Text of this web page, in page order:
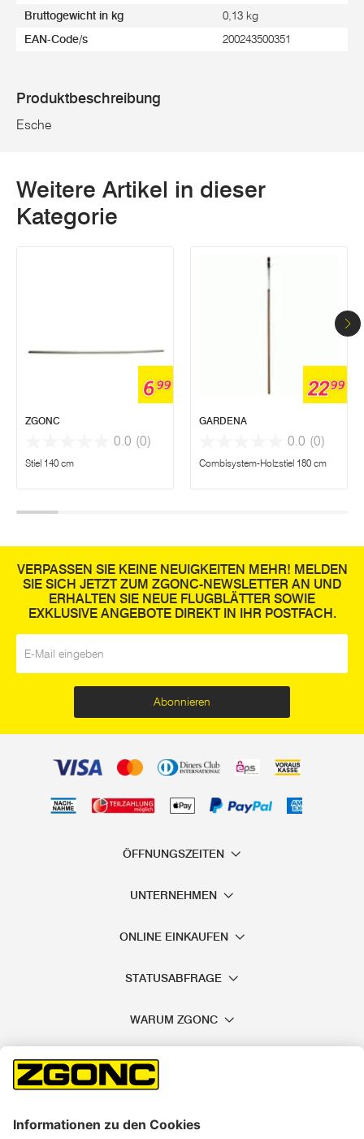
Bruttogewicht in kg 0,13 kg
EAN-Code/s 200243500351
Produktbeschreibung
Esche
Weitere Artikel in dieser
Kategorie
699
ZGONC
0.0 (0)
Stiel 140 cm
2299
GARDENA
0.0 (0)
Combisystem-Holzstiel 180 cm
VERPASSEN SIE KEINE NEUIGKEITEN MEHR! MELDEN
SIE SICH JETZT ZUM ZGONC-NEWSLETTER AN UND
ERHALTEN SIE NEUE FLUGBLÄTTER SOWIE
EXKLUSIVE ANGEBOTE DIREKT IN IHR POSTFACH.
Abonnieren
ÖFFNUNGSZEITEN
UNTERNEHMEN
ONLINE EINKAUFEN
STATUSABFRAGE
WARUM ZGONC